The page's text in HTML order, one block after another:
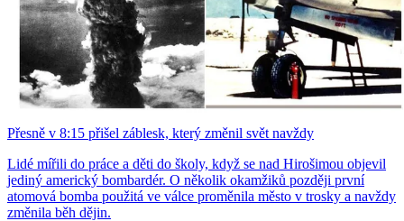
Přesně v 8:15 přišel záblesk, který změnil svět navždy
Lidé mířili do práce a děti do školy, když se nad Hirošimou objevil
jediný americký bombardér. O několik okamžiků později první
atomová bomba použitá ve válce proměnila město v trosky a navždy
změnila běh dějin.